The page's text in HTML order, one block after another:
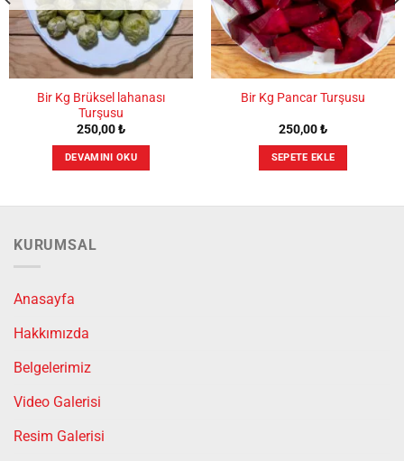
Bir Kg Brüksel lahanası
Turşusu
250,00₺
DEVAMINI OKU
Bir Kg Pancar Turşusu
250,00₺
SEPETE EKLE
KURUMSAL
Anasayfa
Hakkımızda
Belgelerimiz
Video Galerisi
Resim Galerisi